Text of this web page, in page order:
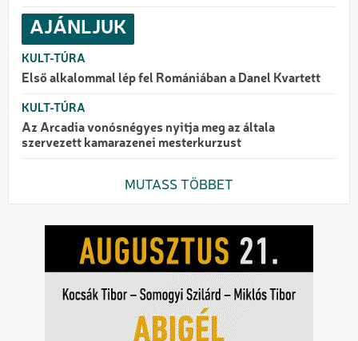
AJÁNLJUK
KULT-TÚRA
Első alkalommal lép fel Romániában a Danel Kvartett
KULT-TÚRA
Az Arcadia vonósnégyes nyitja meg az általa
szervezett kamarazenei mesterkurzust
MUTASS TÖBBET